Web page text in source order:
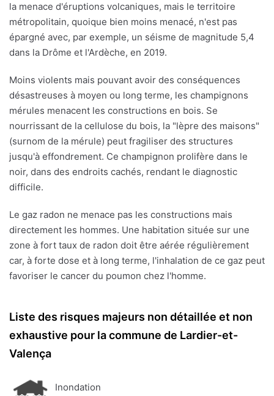
la menace d'éruptions volcaniques, mais le territoire
métropolitain, quoique bien moins menacé, n'est pas
épargné avec, par exemple, un séisme de magnitude 5,4
dans la Drôme et l'Ardèche, en 2019.
Moins violents mais pouvant avoir des conséquences
désastreuses à moyen ou long terme, les champignons
mérules menacent les constructions en bois. Se
nourrissant de la cellulose du bois, la "lèpre des maisons"
(surnom de la mérule) peut fragiliser des structures
jusqu'à effondrement. Ce champignon prolifère dans le
noir, dans des endroits cachés, rendant le diagnostic
difficile.
Le gaz radon ne menace pas les constructions mais
directement les hommes. Une habitation située sur une
zone à fort taux de radon doit être aérée régulièrement
car, à forte dose et à long terme, l'inhalation de ce gaz peut
favoriser le cancer du poumon chez l'homme.
Liste des risques majeurs non détaillée et non
exhaustive pour la commune de Lardier-et-
Valença
Inondation